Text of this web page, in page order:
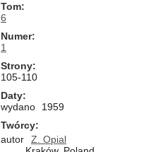
Tom
6
Numer
1
Strony
105-110
Daty
wydano
1959
Twórcy
autor
Z. Opial